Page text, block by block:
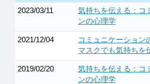
2023/03/11
気持ちを伝える：コ
ンの心理学
2021/12/04
コミュニケーション
マスクでも気持ちを
2019/02/20
気持ちを伝える：コ
ンの心理学